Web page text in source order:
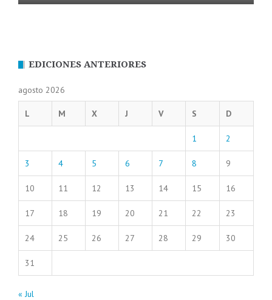
EDICIONES ANTERIORES
agosto 2026
L M X J V S D
1 2
3 4 5 6 7 8 9
10 11 12 13 14 15 16
17 18 19 20 21 22 23
24 25 26 27 28 29 30
31
« Jul